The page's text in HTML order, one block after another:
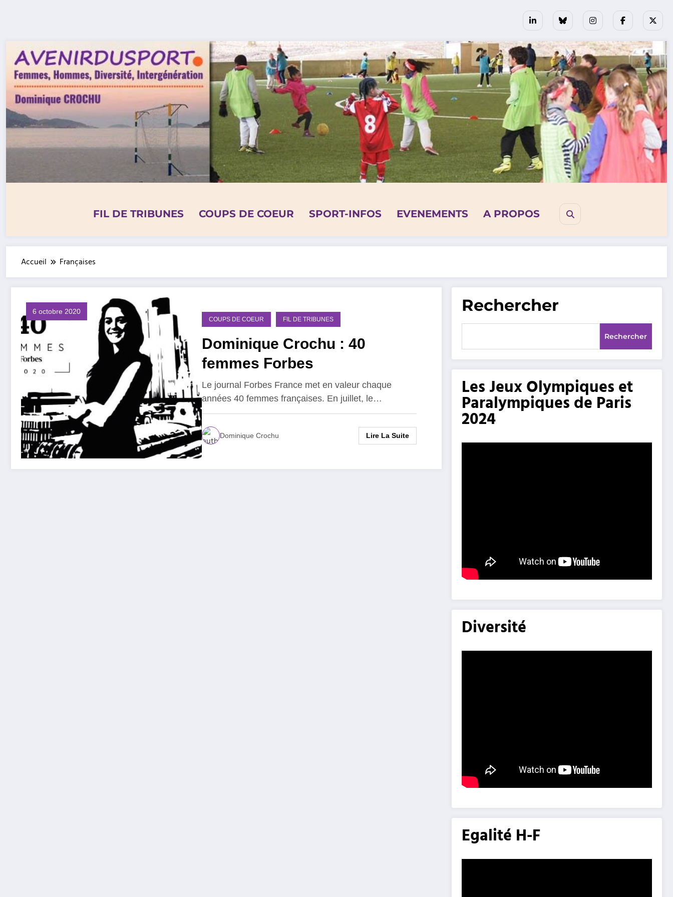
FIL DE TRIBUNES COUPS DE COEUR SPORT-INFOS EVENEMENTS A PROPOS
Accueil Françaises
6 octobre 2020
COUPS DE COEUR FIL DE TRIBUNES
Dominique Crochu : 40
femmes Forbes
Le journal Forbes France met en valeur chaque
années 40 femmes françaises. En juillet, le…
Dominique Crochu Lire La Suite
Rechercher
Rechercher
Les Jeux Olympiques et
Paralympiques de Paris
2024
Diversité
Egalité H-F